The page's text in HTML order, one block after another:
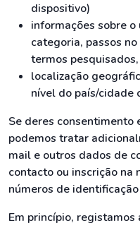
dispositivo)
informações sobre
categoria, passos
termos
localização
nível do país/cidade
Se deres consentimento
podemos tratar
mail e outros dados de
contacto ou inscrição na
números de
Em princípio,